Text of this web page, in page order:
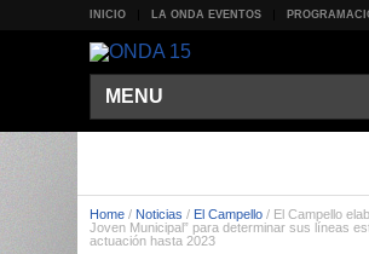
INICIO LA ONDA EVENTOS
MENU
Home / Noticias / El Campello / El Campello
Joven Municipal” para determinar sus líneas
actuación hasta 2023